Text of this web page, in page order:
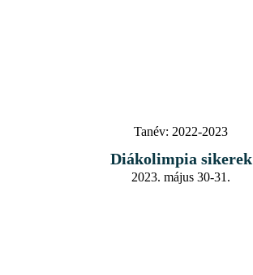
Tanév: 2022-2023
Diákolimpia sikerek
2023. május 30-31.